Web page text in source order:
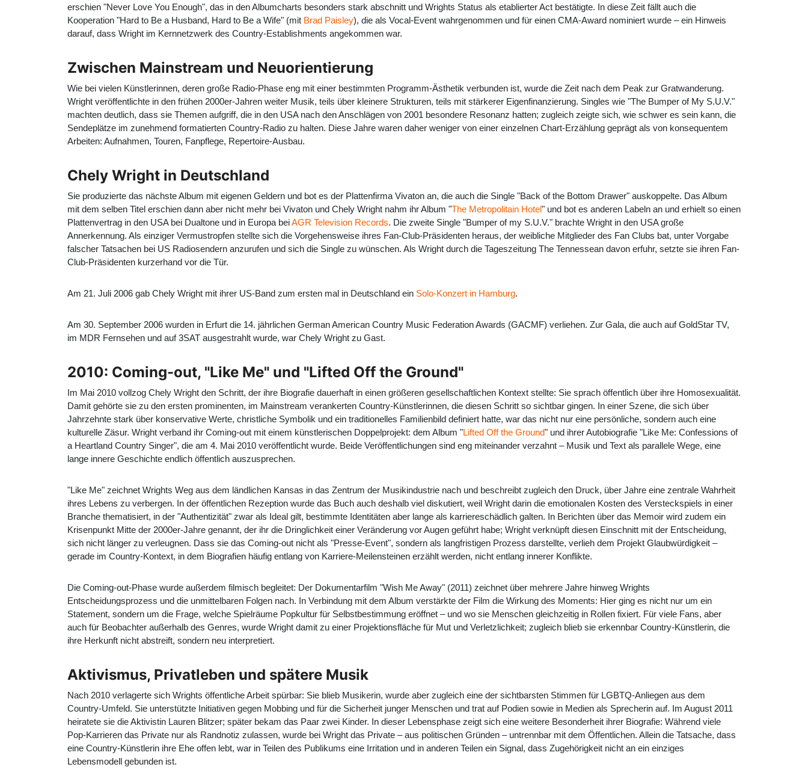
erschien "Never Love You Enough", das in den Albumcharts besonders stark abschnitt und Wrights Status als etablierter Act bestätigte. In diese Zeit fällt auch die
Kooperation "Hard to Be a Husband, Hard to Be a Wife" (mit Brad Paisley), die als Vocal-Event wahrgenommen und für einen CMA-Award nominiert wurde – ein Hinweis
darauf, dass Wright im Kernnetzwerk des Country-Establishments angekommen war.
Zwischen Mainstream und Neuorientierung
Wie bei vielen Künstlerinnen, deren große Radio-Phase eng mit einer bestimmten Programm-Ästhetik verbunden ist, wurde die Zeit nach dem Peak zur Gratwanderung.
Wright veröffentlichte in den frühen 2000er-Jahren weiter Musik, teils über kleinere Strukturen, teils mit stärkerer Eigenfinanzierung. Singles wie "The Bumper of My S.U.V."
machten deutlich, dass sie Themen aufgriff, die in den USA nach den Anschlägen von 2001 besondere Resonanz hatten; zugleich zeigte sich, wie schwer es sein kann, die
Sendeplätze im zunehmend formatierten Country-Radio zu halten. Diese Jahre waren daher weniger von einer einzelnen Chart-Erzählung geprägt als von konsequentem
Arbeiten: Aufnahmen, Touren, Fanpflege, Repertoire-Ausbau.
Chely Wright in Deutschland
Sie produzierte das nächste Album mit eigenen Geldern und bot es der Plattenfirma Vivaton an, die auch die Single "Back of the Bottom Drawer" auskoppelte. Das Album
mit dem selben Titel erschien dann aber nicht mehr bei Vivaton und Chely Wright nahm ihr Album "The Metropolitain Hotel" und bot es anderen Labeln an und erhielt so einen
Plattenvertrag in den USA bei Dualtone und in Europa beiAGR Television Records. Die zweite Single "Bumper of my S.U.V." brachte Wright in den USA große
Annerkennung. Als einziger Vermustropfen stellte sich die Vorgehensweise ihres Fan-Club-Präsidenten heraus, der weibliche Mitglieder des Fan Clubs bat, unter Vorgabe
falscher Tatsachen bei US Radiosendern anzurufen und sich die Single zu wünschen. Als Wright durch die Tageszeitung The Tennessean davon erfuhr, setzte sie ihren Fan-
Club-Präsidenten kurzerhand vor die Tür.
Am 21. Juli 2006 gab Chely Wright mit ihrer US-Band zum ersten mal in Deutschland ein Solo-Konzert in Hamburg.
Am 30. September 2006 wurden in Erfurt die 14. jährlichen German American Country Music Federation Awards (GACMF) verliehen. Zur Gala, die auch auf GoldStar TV,
im MDR Fernsehen und auf 3SAT ausgestrahlt wurde, war Chely Wright zu Gast.
2010: Coming-out, "Like Me" und "Lifted Off the Ground"
Im Mai 2010 vollzog Chely Wright den Schritt, der ihre Biografie dauerhaft in einen größeren gesellschaftlichen Kontext stellte: Sie sprach öffentlich über ihre Homosexualität.
Damit gehörte sie zu den ersten prominenten, im Mainstream verankerten Country-Künstlerinnen, die diesen Schritt so sichtbar gingen. In einer Szene, die sich über
Jahrzehnte stark über konservative Werte, christliche Symbolik und ein traditionelles Familienbild definiert hatte, war das nicht nur eine persönliche, sondern auch eine
kulturelle Zäsur. Wright verband ihr Coming-out mit einem künstlerischen Doppelprojekt: dem Album "Lifted Off the Ground" und ihrer Autobiografie "Like Me: Confessions of
a Heartland Country Singer", die am 4. Mai 2010 veröffentlicht wurde. Beide Veröffentlichungen sind eng miteinander verzahnt – Musik und Text als parallele Wege, eine
lange innere Geschichte endlich öffentlich auszusprechen.
"Like Me" zeichnet Wrights Weg aus dem ländlichen Kansas in das Zentrum der Musikindustrie nach und beschreibt zugleich den Druck, über Jahre eine zentrale Wahrheit
ihres Lebens zu verbergen. In der öffentlichen Rezeption wurde das Buch auch deshalb viel diskutiert, weil Wright darin die emotionalen Kosten des Versteckspiels in einer
Branche thematisiert, in der "Authentizität" zwar als Ideal gilt, bestimmte Identitäten aber lange als karriereschädlich galten. In Berichten über das Memoir wird zudem ein
Krisenpunkt Mitte der 2000er-Jahre genannt, der ihr die Dringlichkeit einer Veränderung vor Augen geführt habe; Wright verknüpft diesen Einschnitt mit der Entscheidung,
sich nicht länger zu verleugnen. Dass sie das Coming-out nicht als "Presse-Event", sondern als langfristigen Prozess darstellte, verlieh dem Projekt Glaubwürdigkeit –
gerade im Country-Kontext, in dem Biografien häufig entlang von Karriere-Meilensteinen erzählt werden, nicht entlang innerer Konflikte.
Die Coming-out-Phase wurde außerdem filmisch begleitet: Der Dokumentarfilm "Wish Me Away" (2011) zeichnet über mehrere Jahre hinweg Wrights
Entscheidungsprozess und die unmittelbaren Folgen nach. In Verbindung mit dem Album verstärkte der Film die Wirkung des Moments: Hier ging es nicht nur um ein
Statement, sondern um die Frage, welche Spielräume Popkultur für Selbstbestimmung eröffnet – und wo sie Menschen gleichzeitig in Rollen fixiert. Für viele Fans, aber
auch für Beobachter außerhalb des Genres, wurde Wright damit zu einer Projektionsfläche für Mut und Verletzlichkeit; zugleich blieb sie erkennbar Country-Künstlerin, die
ihre Herkunft nicht abstreift, sondern neu interpretiert.
Aktivismus, Privatleben und spätere Musik
Nach 2010 verlagerte sich Wrights öffentliche Arbeit spürbar: Sie blieb Musikerin, wurde aber zugleich eine der sichtbarsten Stimmen für LGBTQ-Anliegen aus dem
Country-Umfeld. Sie unterstützte Initiativen gegen Mobbing und für die Sicherheit junger Menschen und trat auf Podien sowie in Medien als Sprecherin auf. Im August 2011
heiratete sie die Aktivistin Lauren Blitzer; später bekam das Paar zwei Kinder. In dieser Lebensphase zeigt sich eine weitere Besonderheit ihrer Biografie: Während viele
Pop-Karrieren das Private nur als Randnotiz zulassen, wurde bei Wright das Private – aus politischen Gründen – untrennbar mit dem Öffentlichen. Allein die Tatsache, dass
eine Country-Künstlerin ihre Ehe offen lebt, war in Teilen des Publikums eine Irritation und in anderen Teilen ein Signal, dass Zugehörigkeit nicht an ein einziges
Lebensmodell gebunden ist.